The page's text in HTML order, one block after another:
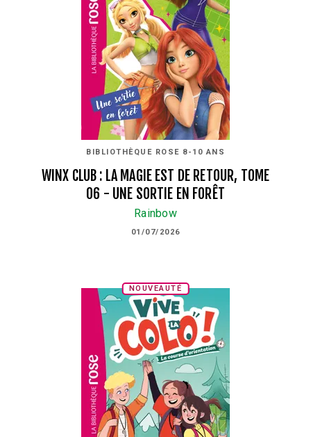
BIBLIOTHÈQUE ROSE 8-10 ANS
WINX CLUB : LA MAGIE EST DE RETOUR, TOME
06 - UNE SORTIE EN FORÊT
Rainbow
01/07/2026
NOUVEAUTÉ